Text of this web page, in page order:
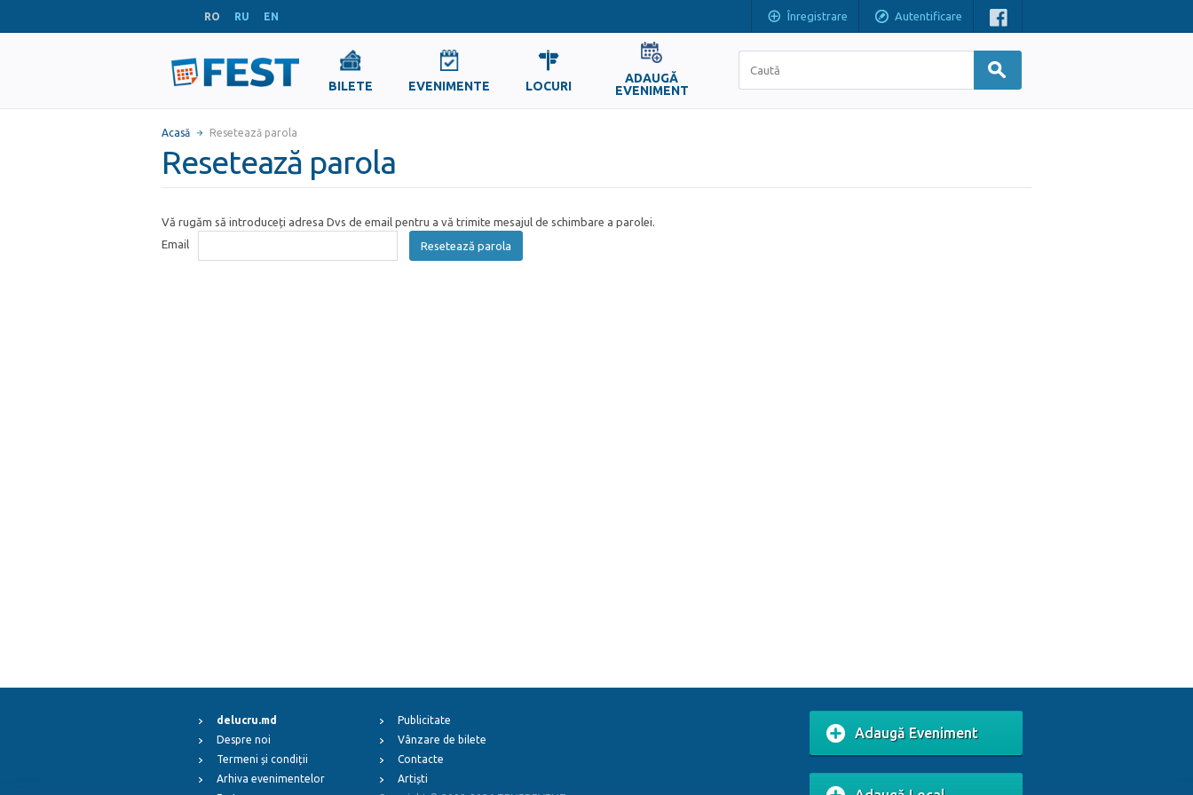
RO RU EN Înregistrare Autentificare
BILETE EVENIMENTE LOCURI
ADAUGĂ
EVENIMENT
Acasă Resetează parola
Resetează parola
Vă rugăm să introduceți adresa Dvs de email pentru a vă trimite mesajul de schimbare a parolei.
Email
Resetează parola
delucru.md
Despre noi
Termeni și condiții
Arhiva evenimentelor
Publicitate
Vânzare de bilete
Contacte
Artiști
Adaugă Eveniment